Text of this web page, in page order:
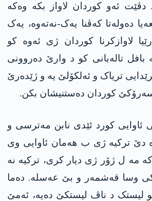
ئەو کوردان لاواز بکە وەکە
دەولەتا کەڤنا یەک-نەتەوە، یەک
رێیا لاوازکرنا کوردان ژی ئەوە کو
تالەبانی کو د وارێ دەروونی
تریاک و ئەلکۆلێ یە و ژێدەرێ
سەرۆکێ کوردان دەستنیشان بکن.
کورد ئێدی نابن مەترسی و
دێ ترکیە ژی ب ھەمان ئاوایی وی
مە ل ژۆر ژی دیار کری، ترکیە نە
وسا قەشمەر و بێ عەسلە. دەما
لیستک د ناڤ لیستکێ دەیە، ئەمێ